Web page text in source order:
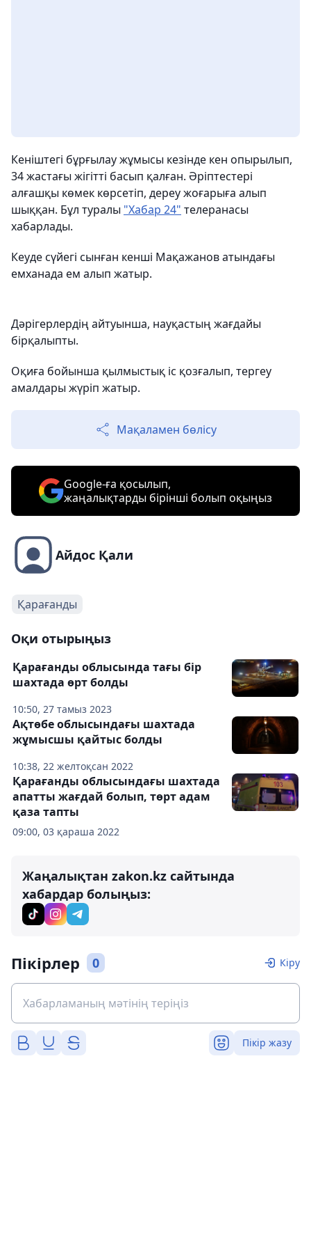
Кеніштегі бұрғылау жұмысы кезінде кен опырылып,
34 жастағы жігітті басып қалған. Әріптестері
алғашқы көмек көрсетіп, дереу жоғарыға алып
шыққан. Бұл туралы "Хабар 24" телеранасы
хабарлады.
Кеуде сүйегі сынған кенші Мақажанов атындағы
емханада ем алып жатыр.
Дәрігерлердің айтуынша, науқастың жағдайы
бірқалыпты.
Оқиға бойынша қылмыстық іс қозғалып, тергеу
амалдары жүріп жатыр.
Мақаламен бөлісу
Google-ға қосылып,
жаңалықтарды бірінші болып оқыңыз
Айдос Қали
Қарағанды
Оқи отырыңыз
10:50, 27 тамыз 2023
Қарағанды облысында тағы бір
шахтада өрт болды
10:38, 22 желтоқсан 2022
Ақтөбе облысындағы шахтада
жұмысшы қайтыс болды
09:00, 03 қараша 2022
Қарағанды ​​облысындағы шахтада
апатты жағдай болып, төрт адам
қаза тапты
Жаңалықтан zakon.kz сайтында
хабардар болыңыз:
Пікірлер 0 Кіру
Пікір жазу